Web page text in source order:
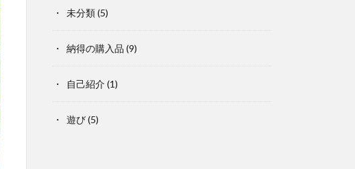
未分類(5)
納得の購入品 (9)
自己紹介 (1)
遊び(5)